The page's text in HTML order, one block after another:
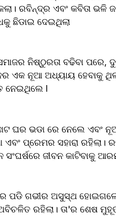
ରବିନ୍ଦ୍ର ଏବଂ କବିତା ଭଳି
ଛିଡାଇ ଦେଇଥିଲା
ନିଷ୍ଠୁରତା ବଢିବା
ଏକ ନୂଆ ଅଧ୍ୟାୟ ହେବାକୁ
ନେଇଥିଲେ l
ଘର ଭଡା ରେ ନେଲେ ଏବଂ
ପ୍ରେମର ସହାରା ରହିଲା।
ଜୀବନ କାଟିବାକୁ
ପଡି ଗଭୀର ଅସୁସ୍ଥ
ରହିଲା। ତା'ର ଶେଷ